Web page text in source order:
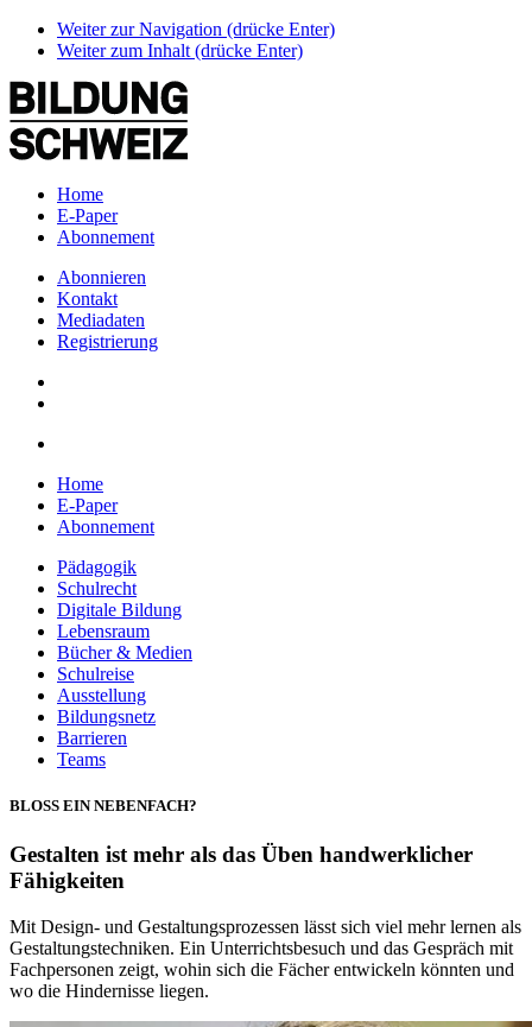
Weiter zur Navigation (drücke Enter)
Weiter zum Inhalt (drücke Enter)
Home
E-Paper
Abonnement
Abonnieren
Kontakt
Mediadaten
Registrierung
Home
E-Paper
Abonnement
Pädagogik
Schulrecht
Digitale Bildung
Lebensraum
Bücher & Medien
Schulreise
Ausstellung
Bildungsnetz
Barrieren
Teams
BLOSS EIN NEBENFACH?
Gestalten ist mehr als das Üben handwerklicher
Fähigkeiten
Mit Design- und Gestaltungsprozessen lässt sich viel mehr lernen als
Gestaltungstechniken. Ein Unterrichtsbesuch und das Gespräch mit
Fachpersonen zeigt, wohin sich die Fächer entwickeln könnten und
wo die Hindernisse liegen.